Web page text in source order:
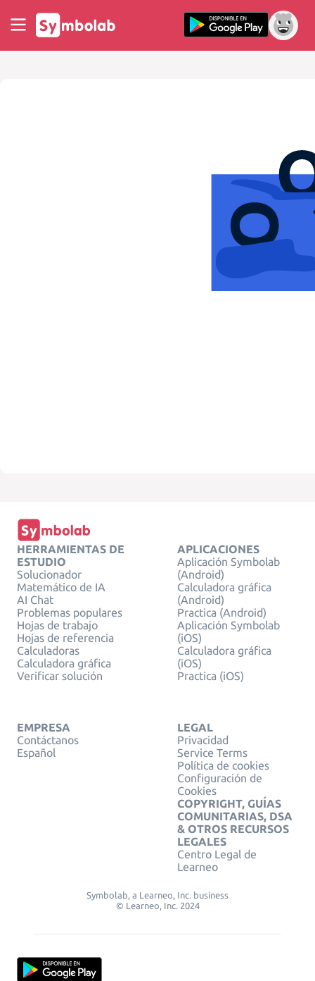
HERRAMIENTAS DE
ESTUDIO
Solucionador
Matemático de IA
AI Chat
Problemas populares
Hojas de trabajo
Hojas de referencia
Calculadoras
Calculadora gráfica
Verificar solución
APLICACIONES
Aplicación Symbolab
(Android)
Calculadora gráfica
(Android)
Practica (Android)
Aplicación Symbolab
(iOS)
Calculadora gráfica
(iOS)
Practica (iOS)
EMPRESA
Contáctanos
Español
LEGAL
Privacidad
Service Terms
Política de cookies
Configuración de
Cookies
COPYRIGHT, GUÍAS
COMUNITARIAS, DSA
& OTROS RECURSOS
LEGALES
Centro Legal de
Learneo
Symbolab, a Learneo, Inc. business
© Learneo, Inc. 2024